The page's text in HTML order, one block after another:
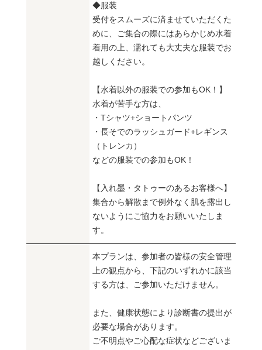
◆服装
受付をスムーズに済ませていただくた
めに、ご集合の際にはあらかじめ水着
着用の上、濡れても大丈夫な服装でお
越しください。
【水着以外の服装での参加もOK！】
水着が苦手な方は、
・Tシャツ+ショートパンツ
・長そでのラッシュガード+レギンス
（トレンカ）
などの服装での参加もOK！
【入れ墨・タトゥーのあるお客様へ】
集合から解散まで例外なく肌を露出し
ないようにご協力をお願いいたしま
す。
本プランは、参加者の皆様の安全管理
上の観点から、下記のいずれかに該当
する方は、ご参加いただけません。
また、健康状態により診断書の提出が
必要な場合があります。
ご不明点やご心配な症状などございま